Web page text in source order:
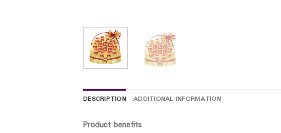
DESCRIPTION ADDITIONAL INFORMATION
Product benefits